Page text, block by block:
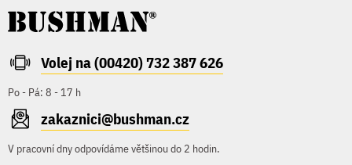
Volej na (00420) 732 387 626
Po - Pá: 8 - 17 h
zakaznici@bushman.cz
V pracovní dny odpovídáme většinou do 2 hodin.